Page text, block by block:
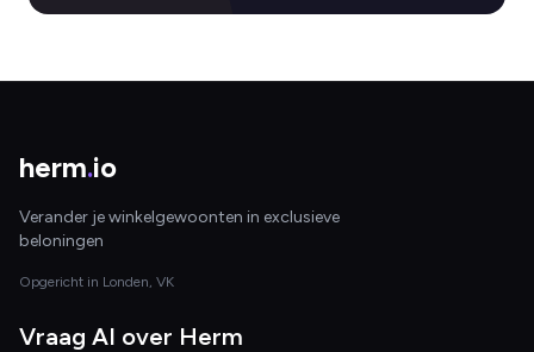
herm.io
Verander je winkelgewoonten in exclusieve
beloningen
Opgericht in Londen, VK
Vraag AI over Herm